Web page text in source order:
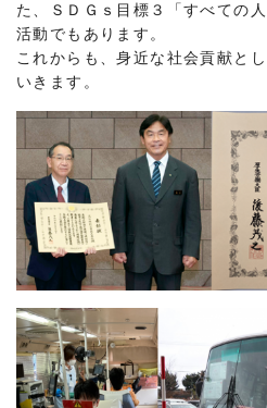
た、ＳＤＧｓ目標３「すべての
活動でもあります。
これからも、身近な社会貢献と
いきます。